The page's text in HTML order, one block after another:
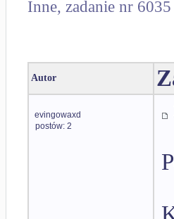
Inne, zadanie nr 6035
Autor
evingowaxd
postów: 2